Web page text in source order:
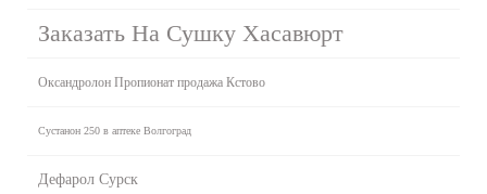
Заказать На Сушку Хасавюрт
Оксандролон Пропионат продажа Кстово
Сустанон 250 в аптеке Волгоград
Дефарол Сурск